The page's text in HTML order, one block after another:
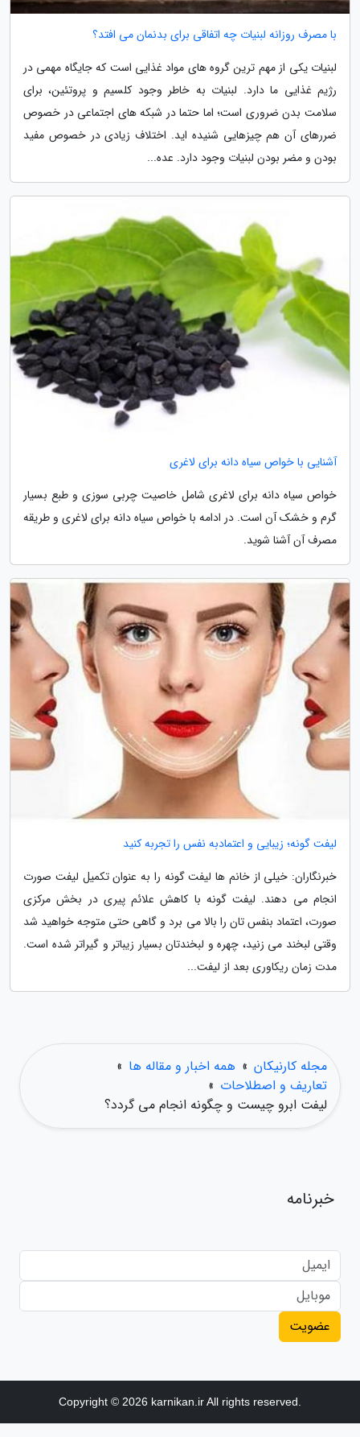
با مصرف روزانه لبنیات چه اتفاقی برای بدنمان می افتد؟
لبنیات یکی از مهم ترین گروه های مواد غذایی است که جایگاه مهمی در
رژیم غذایی ما دارد. لبنیات به خاطر وجود کلسیم و پروتئین، برای
سلامت بدن ضروری است؛ اما حتما در شبکه های اجتماعی در خصوص
ضررهای آن هم چیزهایی شنیده اید. اختلاف زیادی در خصوص مفید
بودن و مضر بودن لبنیات وجود دارد. عده...
آشنایی با خواص سیاه دانه برای لاغری
خواص سیاه دانه برای لاغری شامل خاصیت چربی سوزی و طبع بسیار
گرم و خشک آن است. در ادامه با خواص سیاه دانه برای لاغری و طریقه
مصرف آن آشنا شوید.
لیفت گونه؛ زیبایی و اعتمادبه نفس را تجربه کنید
خبرنگاران: خیلی از خانم ها لیفت گونه را به عنوان تکمیل لیفت صورت
انجام می دهند. لیفت گونه با کاهش علائم پیری در بخش مرکزی
صورت، اعتماد بنفس تان را بالا می برد و گاهی حتی متوجه خواهید شد
وقتی لبخند می زنید، چهره و لبخندتان بسیار زیباتر و گیراتر شده است.
مدت زمان ریکاوری بعد از لیفت...
مجله کارنیکان » همه اخبار و مقاله ها »
تعاریف و اصطلاحات »
لیفت ابرو چیست و چگونه انجام می گردد؟
خبرنامه
عضویت
Copyright © 2026 karnikan.ir All rights reserved.